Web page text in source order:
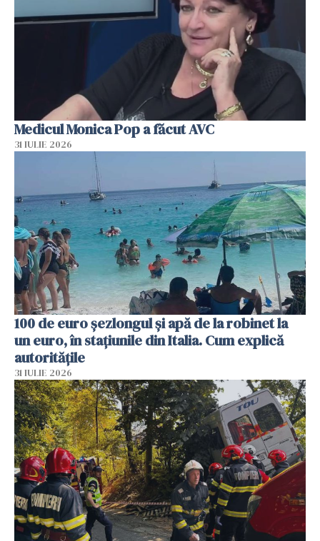
Medicul Monica Pop a făcut AVC
31 IULIE 2026
100 de euro șezlongul și apă de la robinet la
un euro, în stațiunile din Italia. Cum explică
autoritățile
31 IULIE 2026